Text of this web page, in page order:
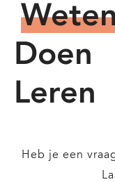
Meer
over:
Meer
Doen
Meer
over:
Leren
Heb je een